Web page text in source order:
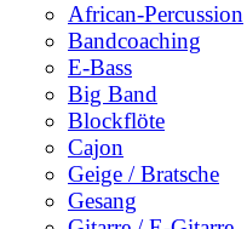
African-Percussion
Bandcoaching
E-Bass
Big Band
Blockflöte
Cajon
Geige / Bratsche
Gesang